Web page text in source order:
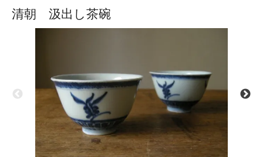
清朝 汲出し茶碗